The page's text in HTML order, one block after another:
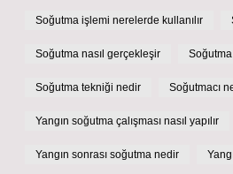
Soğutma işlemi nerelerde kullanılır
Soğutma nasıl gerçekleşir
Soğutma tekniği nedir Soğutmacı
Yangın soğutma çalışması nasıl yapılır
Yangın sonrası soğutma nedir